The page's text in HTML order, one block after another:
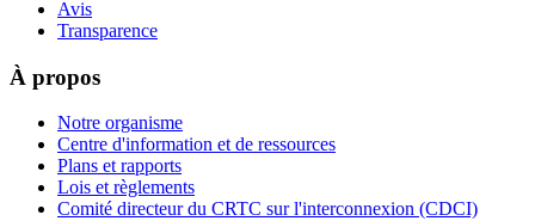
Avis
Transparence
À propos
Notre organisme
Centre d'information et de ressources
Plans et rapports
Lois et règlements
Comité directeur du CRTC sur l'interconnexion (CDCI)